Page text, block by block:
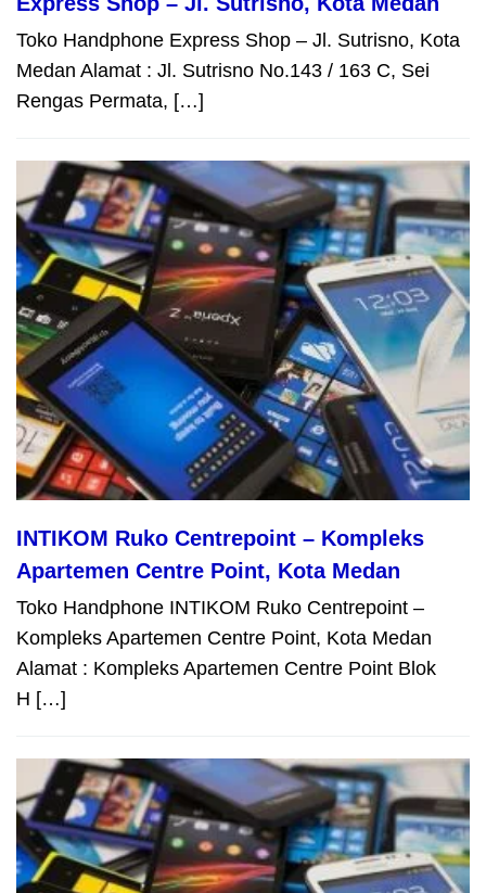
Toko Handphone Express Shop – Jl. Sutrisno, Kota
Medan Alamat : Jl. Sutrisno No.143 / 163 C, Sei
Rengas Permata, […]
INTIKOM Ruko Centrepoint – Kompleks
Apartemen Centre Point, Kota Medan
Toko Handphone INTIKOM Ruko Centrepoint –
Kompleks Apartemen Centre Point, Kota Medan
Alamat : Kompleks Apartemen Centre Point Blok
H […]